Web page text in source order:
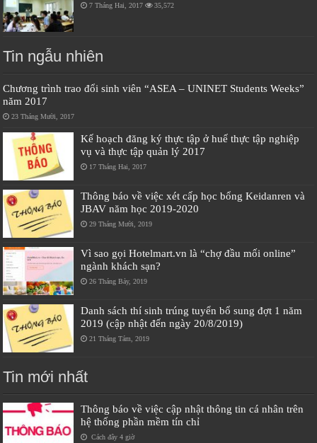
7 Tháng Hai, 2017 35,572
Tin ngẫu nhiên
Chương trình trao đổi sinh viên “ASEA – UNINET Students Weeks”
năm 2017
23 Tháng Mười, 2017
Kế hoạch đăng ký thực tập ở huế thực tập nghiệp
vụ và thực tập quản lý 2017
17 Tháng Hai, 2017
Thông báo về việc xét cấp học bổng Keidanren và
JBAV năm học 2019-2020
29 Tháng Mười, 2019
Vì sao gọi Hotelmart.vn là “chợ đầu mối online”
ngành khách sạn?
26 Tháng Bảy, 2019
Danh sách thí sinh trúng tuyển bổ sung đợt 1 năm
2019 (cập nhật đến ngày 20/8/2019)
21 Tháng Tám, 2019
Tin mới nhất
Thông báo về việc cập nhật thông tin cá nhân trên
hệ thống phần mềm tín chỉ
Cách đây 4 giờ